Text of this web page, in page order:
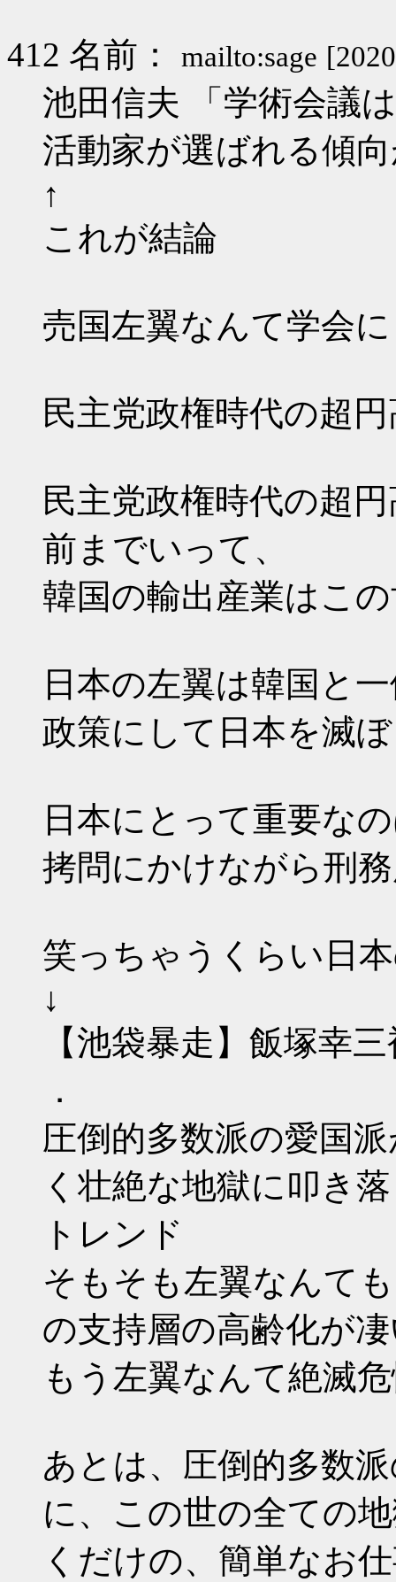
412 名前： mailto:sage
池田信夫 「学術会議
活動家が選ばれる傾
↑
これが結論
売国左翼なんて学会
民主党政権時代の超
民主党政権時代の超
前までいって、
韓国の輸出産業はこ
日本の左翼は韓国と
政策にして日本を滅
日本にとって重要な
拷問にかけながら刑
笑っちゃうくらい日
↓
【池袋暴走】飯塚幸
．
圧倒的多数派の愛国
く壮絶な地獄に叩き
トレンド
そもそも左翼なんて
の支持層の高齢化が
もう左翼なんて絶滅
あとは、圧倒的多数
に、この世の全ての
くだけの、簡単なお